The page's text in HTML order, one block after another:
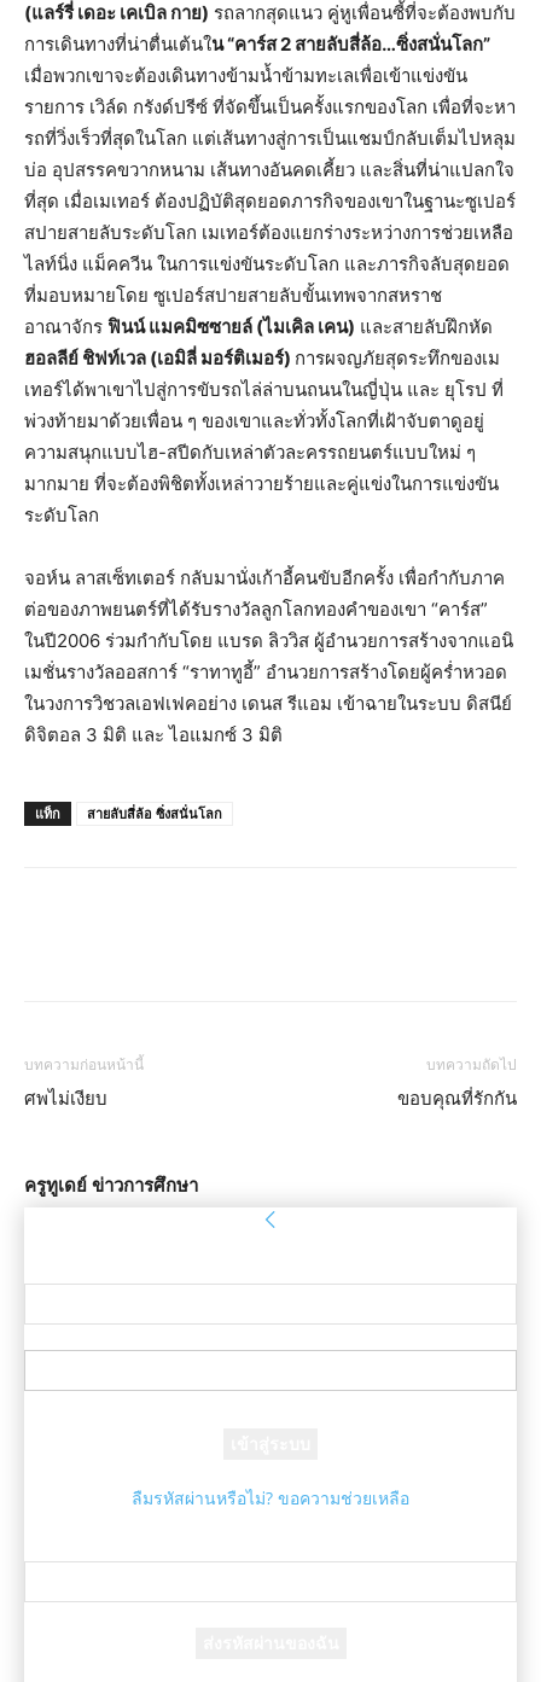
(แลร์รี่ เดอะ เคเบิล กาย) รถลากสุดแนว คู่หูเพื่อนซี้ที่จะต้องพบกับ
การเดินทางที่น่าตื่นเต้นใน “คาร์ส 2 สายลับสี่ล้อ…ซิ่งสนั่นโลก”
เมื่อพวกเขาจะต้องเดินทางข้ามน้ำข้ามทะเลเพื่อเข้าแข่งขัน
รายการ เวิล์ด กรังด์ปรีซ์ ที่จัดขึ้นเป็นครั้งแรกของโลก เพื่อที่จะหา
รถที่วิ่งเร็วที่สุดในโลก แต่เส้นทางสู่การเป็นแชมป์กลับเต็มไปหลุม
บ่อ อุปสรรคขวากหนาม เส้นทางอันคดเคี้ยว และสิ่นที่น่าแปลกใจ
ที่สุด เมื่อเมเทอร์ ต้องปฏิบัติสุดยอดภารกิจของเขาในฐานะซูเปอร์
สปายสายลับระดับโลก เมเทอร์ต้องแยกร่างระหว่างการช่วยเหลือ
ไลท์นิ่ง แม็คควีน ในการแข่งขันระดับโลก และภารกิจลับสุดยอด
ที่มอบหมายโดย ซูเปอร์สปายสายลับขั้นเทพจากสหราช
อาณาจักร ฟินน์ แมคมิซซายล์ (ไมเคิล เคน) และสายลับฝึกหัด
ฮอลลีย์ ชิฟท์เวล (เอมิลี่ มอร์ติเมอร์) การผจญภัยสุดระทึกของเม
เทอร์ได้พาเขาไปสู่การขับรถไล่ล่าบนถนนในญี่ปุ่น และ ยุโรป ที่
พ่วงท้ายมาด้วยเพื่อน ๆ ของเขาและทั่วทั้งโลกที่เฝ้าจับตาดูอยู่
ความสนุกแบบไฮ-สปีดกับเหล่าตัวละครรถยนตร์แบบใหม่ ๆ
มากมาย ที่จะต้องพิชิตทั้งเหล่าวายร้ายและคู่แข่งในการแข่งขัน
ระดับโลก
จอห์น ลาสเซ็ทเตอร์ กลับมานั่งเก้าอี้คนขับอีกครั้ง เพื่อกำกับภาค
ต่อของภาพยนตร์ที่ได้รับรางวัลลูกโลกทองคำของเขา “คาร์ส”
ในปี2006 ร่วมกำกับโดย แบรด ลิววิส ผู้อำนวยการสร้างจากแอนิ
เมชั่นรางวัลออสการ์ “ราทาทูอี้” อำนวยการสร้างโดยผู้คร่ำหวอด
ในวงการวิชวลเอฟเฟคอย่าง เดนส รีแอม เข้าฉายในระบบ ดิสนีย์
ดิจิตอล 3 มิติ และ ไอแมกซ์ 3 มิติ
แท็ก สายลับสี่ล้อ ซิ่งสนั่นโลก
บทความก่อนหน้านี้
ศพไม่เงียบ
บทความถัดไป
ขอบคุณที่รักกัน
ครูทูเดย์ ข่าวการศึกษา
ลืมรหัสผ่านหรือไม่? ขอความช่วยเหลือ